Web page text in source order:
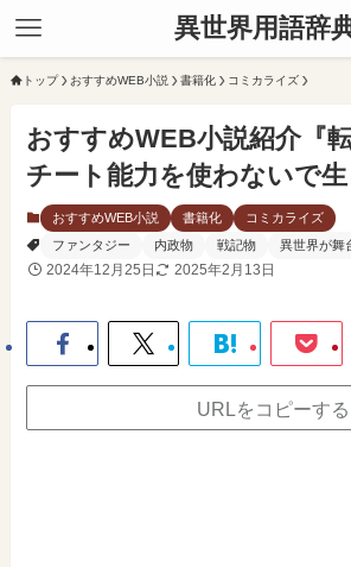
異世界用語辞
トップ おすすめWEB小説 書籍化 コミカライズ
おすすめWEB小説紹介『
チート能力を使わないで生
おすすめWEB小説 書籍化
コミカライズ
ファンタジー
内政物 戦記物 異世界が舞
2024年12月25日 2025年2月13日
URLをコピーする